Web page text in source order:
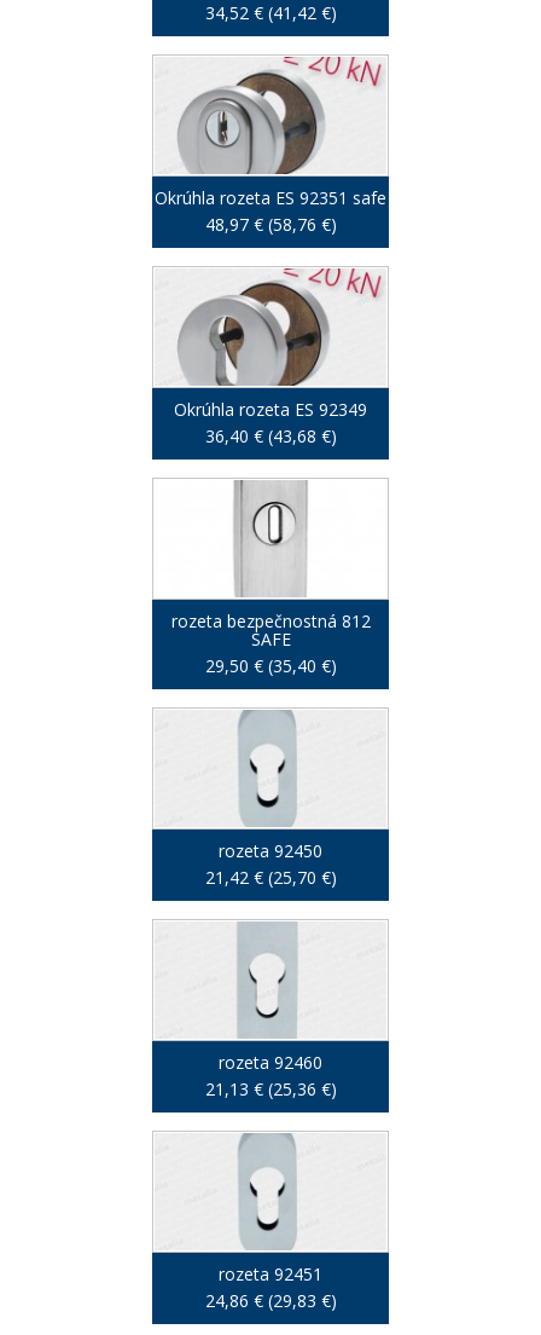
34,52 € (41,42 €)
Okrúhla rozeta ES 92351 safe
48,97 € (58,76 €)
Okrúhla rozeta ES 92349
36,40 € (43,68 €)
rozeta bezpečnostná 812
SAFE
29,50 € (35,40 €)
rozeta 92450
21,42 € (25,70 €)
rozeta 92460
21,13 € (25,36 €)
rozeta 92451
24,86 € (29,83 €)